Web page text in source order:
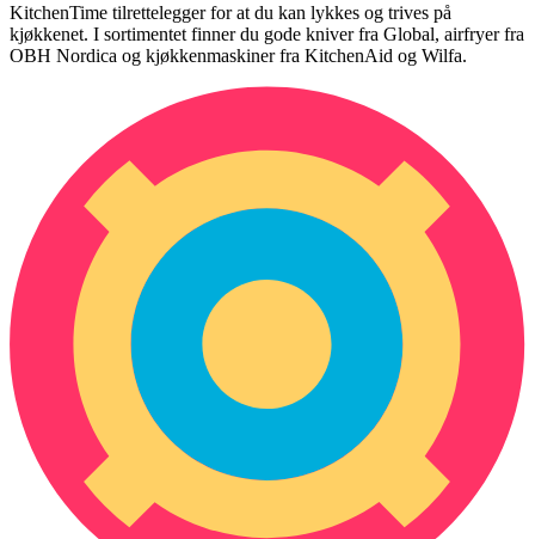
KitchenTime tilrettelegger for at du kan lykkes og trives på
kjøkkenet. I sortimentet finner du gode kniver fra Global, airfryer fra
OBH Nordica og kjøkkenmaskiner fra KitchenAid og Wilfa.